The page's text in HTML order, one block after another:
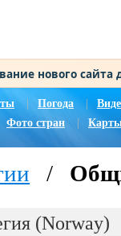
нового
Погода |
Фото стран
/
(Norway)